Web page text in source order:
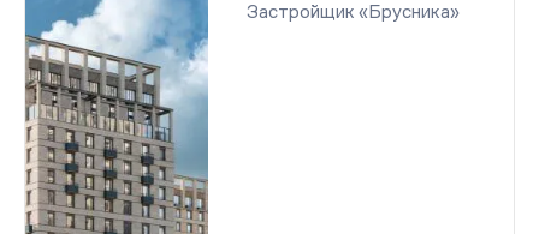
Застройщик «Брусника»